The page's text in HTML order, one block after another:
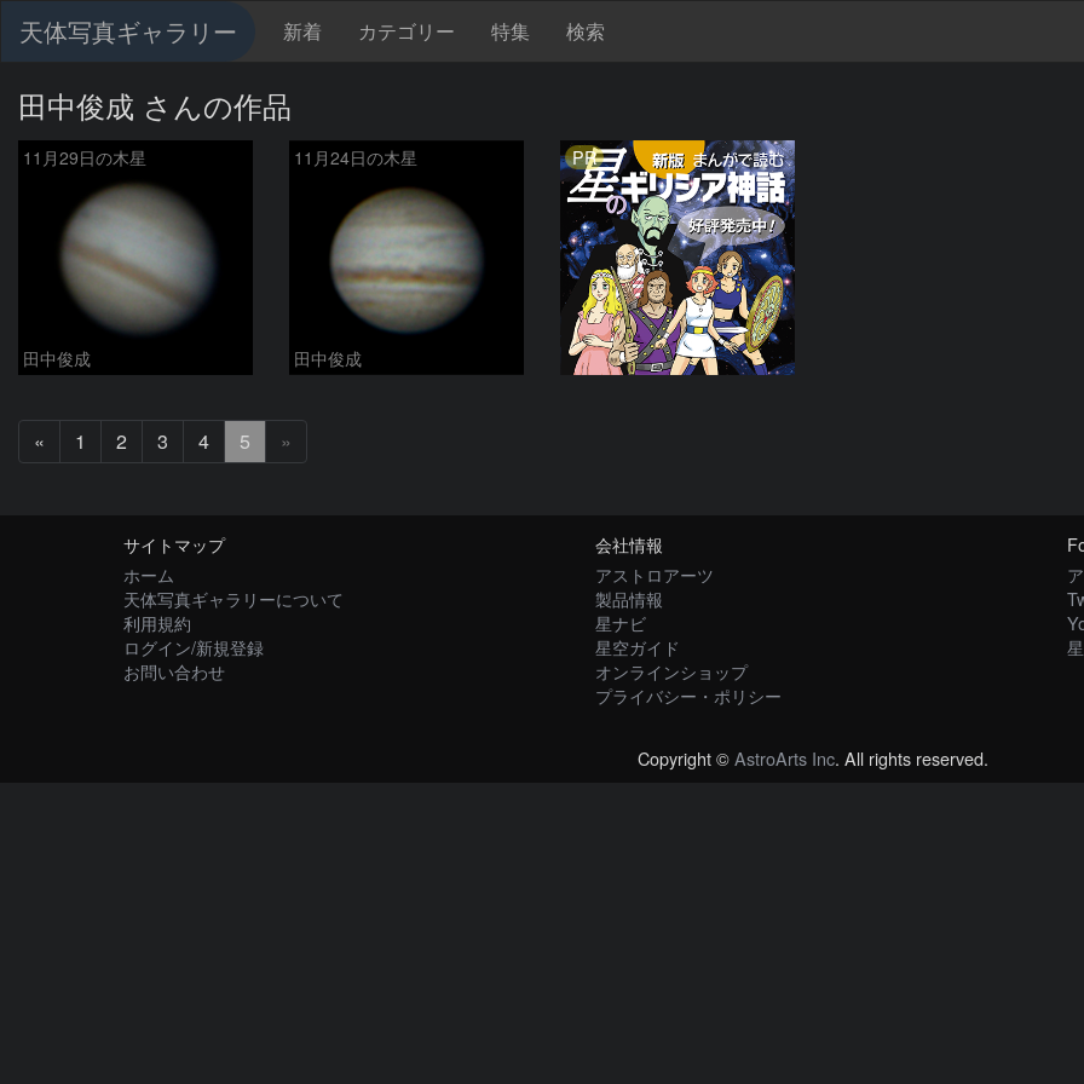
天体写真ギャラリー 新着 カテゴリー 特集 検索
田中俊成 さんの作品
11月29日の木星
田中俊成
11月24日の木星
田中俊成
PR
«
へ
1 2 3 4 5 »
サイトマップ
ホーム
天体写真ギャラリーについて
利用規約
ログイン/新規登録
お問い合わせ
会社情報
アストロアーツ
製品情報
星ナビ
星空ガイド
オンラインショップ
プライバシー・ポリシー
Copyright ©AstroArts Inc. All rights reserved.